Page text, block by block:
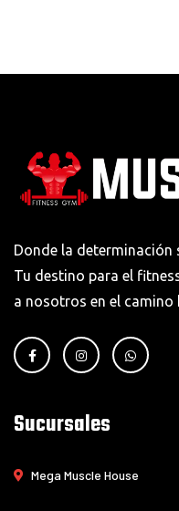
Donde la determinación
Tu destino para el
a nosotros en el camino
Sucursales
Mega Muscle House